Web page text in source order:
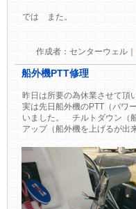
では また。
作成者：センターウェル｜
船外機PTT修理
昨日は所要の為休業させて頂
実は先日船外機のPTT（パワ
いました。 チルトダウン（
アップ（船外機を上げるが出